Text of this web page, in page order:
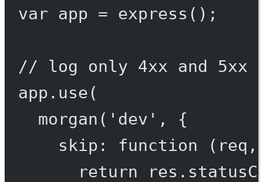
var app = express ();
// log only 4xx and 5xx
app. use(
morgan ( 'dev' , {
skip : function ( req
return